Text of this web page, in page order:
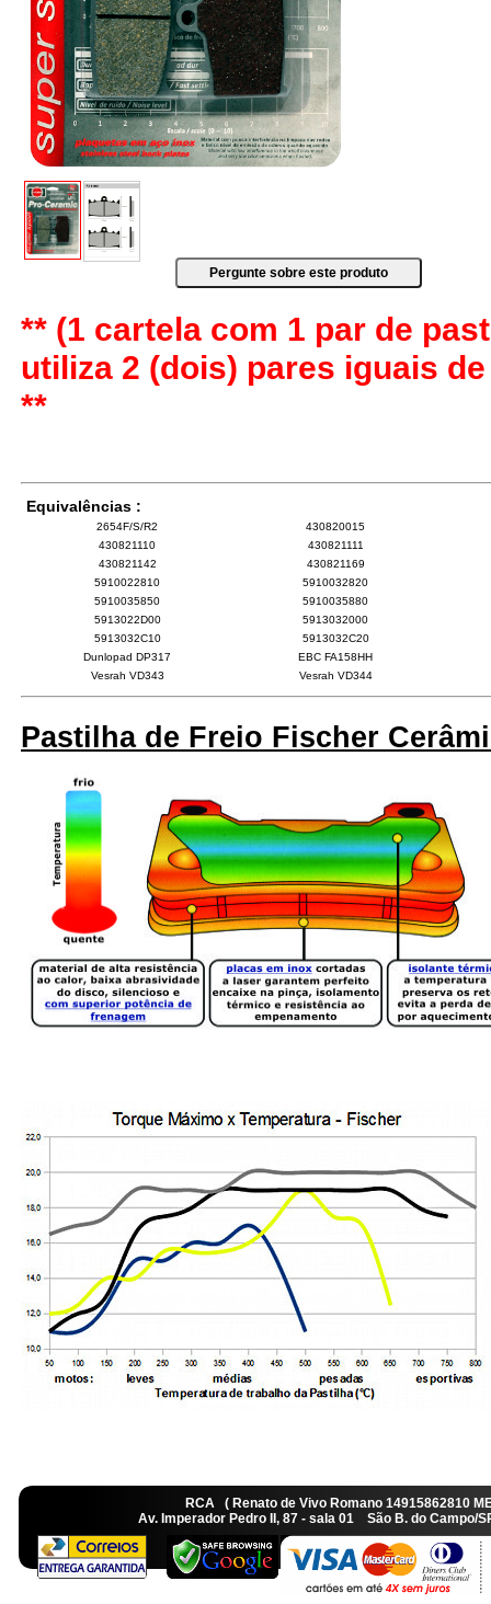
** (1 cartela com 1 par de
utiliza 2 (dois) pares iguais
**
Equivalências :
2654F/S/R2
430820015
430821110
430821111
430821142
430821169
5910022810
5910032820
5910035850
5910035880
5913022D00
5913032000
5913032C10
5913032C20
Dunlopad DP317
EBC FA158HH
Vesrah VD343
Vesrah VD344
Pastilha de Freio Fischer
RCA ( Renato de Vivo Romano
Av. Imperador Pedro II, 87 - sala 01 São B. do